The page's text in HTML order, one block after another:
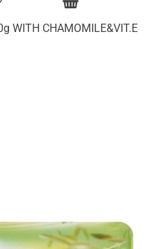
WITH CHAMOMILE&VIT.E